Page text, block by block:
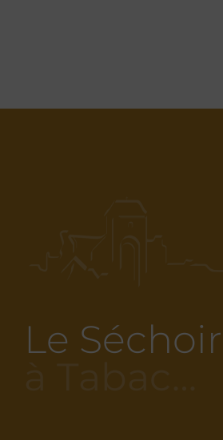
Le Séchoir